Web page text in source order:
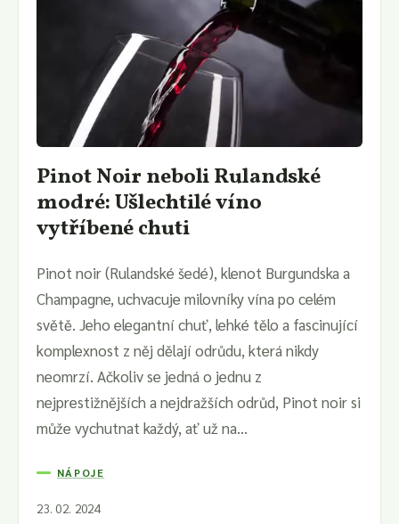
Pinot Noir neboli Rulandské
modré: Ušlechtilé víno
vytříbené chuti
Pinot noir (Rulandské šedé), klenot Burgundska a
Champagne, uchvacuje milovníky vína po celém
světě. Jeho elegantní chuť, lehké tělo a fascinující
komplexnost z něj dělají odrůdu, která nikdy
neomrzí. Ačkoliv se jedná o jednu z
nejprestižnějších a nejdražších odrůd, Pinot noir si
může vychutnat každý, ať už na...
NÁPOJE
23. 02. 2024